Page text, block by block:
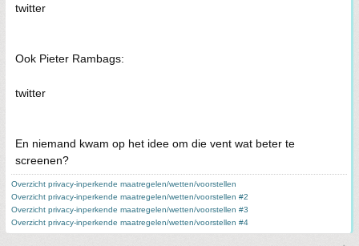
twitter
Ook Pieter Rambags:
twitter
En niemand kwam op het idee om die vent wat beter te
screenen?
Overzicht privacy-inperkende maatregelen/wetten/voorstellen
Overzicht privacy-inperkende maatregelen/wetten/voorstellen #2
Overzicht privacy-inperkende maatregelen/wetten/voorstellen #3
Overzicht privacy-inperkende maatregelen/wetten/voorstellen #4